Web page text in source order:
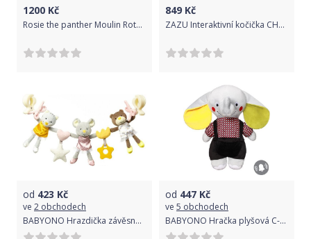
1200 Kč
Rosie the panther Moulin Roty uni
849 Kč
ZAZU Interaktivní kočička CHLOE
od 423 Kč
ve 2 obchodech
BABYONO Hrazdička závěsná baleríny 45cm, 0m+
od 447 Kč
ve 5 obchodech
BABYONO Hračka plyšová C-MORE slon Andy 50x48cm